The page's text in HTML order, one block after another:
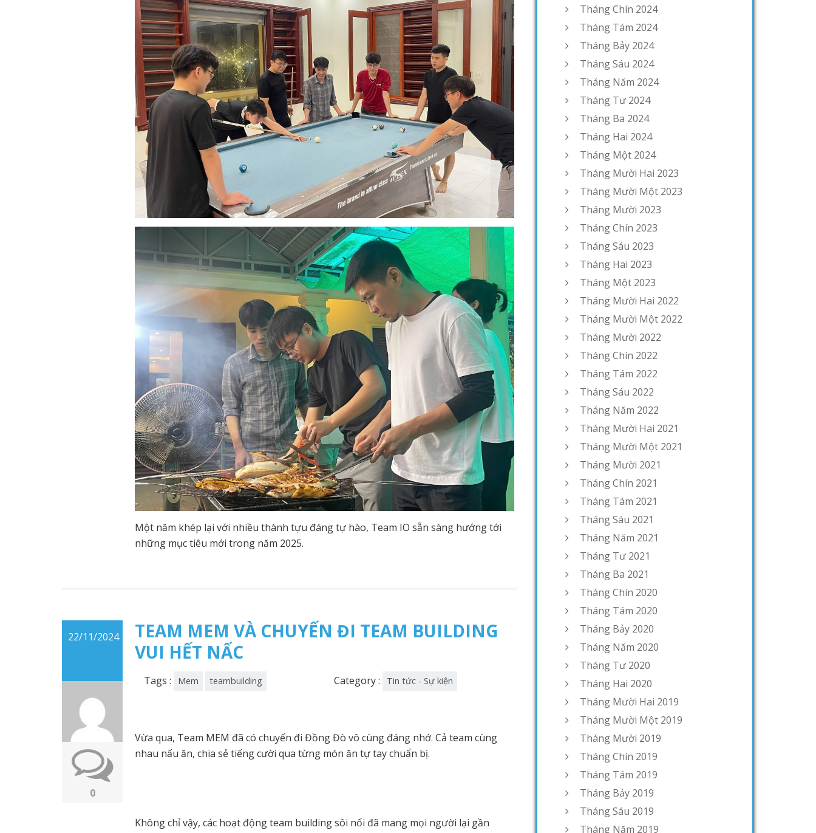
Một năm khép lại với nhiều thành tựu đáng tự hào, Team IO sẵn sàng hướng tới
những mục tiêu mới trong năm 2025.
22/11/2024
0
TEAM MEM VÀ CHUYẾN ĐI TEAM BUILDING
VUI HẾT NẤC
Tags : Mem teambuilding Category : Tin tức - Sự kiện
Vừa qua, Team MEM đã có chuyến đi Đồng Đò vô cùng đáng nhớ. Cả team cùng
nhau nấu ăn, chia sẻ tiếng cười qua từng món ăn tự tay chuẩn bị.
Không chỉ vậy, các hoạt động team building sôi nổi đã mang mọi người lại gần
Tháng Chín 2024
Tháng Tám 2024
Tháng Bảy 2024
Tháng Sáu 2024
Tháng Năm 2024
Tháng Tư 2024
Tháng Ba 2024
Tháng Hai 2024
Tháng Một 2024
Tháng Mười Hai 2023
Tháng Mười Một 2023
Tháng Mười 2023
Tháng Chín 2023
Tháng Sáu 2023
Tháng Hai 2023
Tháng Một 2023
Tháng Mười Hai 2022
Tháng Mười Một 2022
Tháng Mười 2022
Tháng Chín 2022
Tháng Tám 2022
Tháng Sáu 2022
Tháng Năm 2022
Tháng Mười Hai 2021
Tháng Mười Một 2021
Tháng Mười 2021
Tháng Chín 2021
Tháng Tám 2021
Tháng Sáu 2021
Tháng Năm 2021
Tháng Tư 2021
Tháng Ba 2021
Tháng Chín 2020
Tháng Tám 2020
Tháng Bảy 2020
Tháng Năm 2020
Tháng Tư 2020
Tháng Hai 2020
Tháng Mười Hai 2019
Tháng Mười Một 2019
Tháng Mười 2019
Tháng Chín 2019
Tháng Tám 2019
Tháng Bảy 2019
Tháng Sáu 2019
Tháng Năm 2019